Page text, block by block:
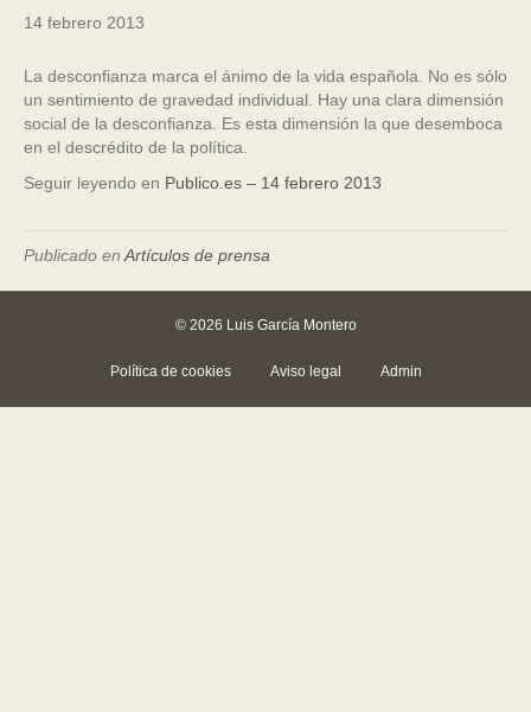
14 febrero 2013
La desconfianza marca el ánimo de la vida española. No es sólo
un sentimiento de gravedad individual. Hay una clara dimensión
social de la desconfianza. Es esta dimensión la que desemboca
en el descrédito de la política.
Seguir leyendo en Publico.es – 14 febrero 2013
Publicado en Artículos de prensa
© 2026 Luis García Montero
Política de cookies Aviso legal Admin